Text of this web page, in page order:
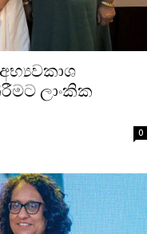
අභ්‍යවකාශ
ලාංකික
0